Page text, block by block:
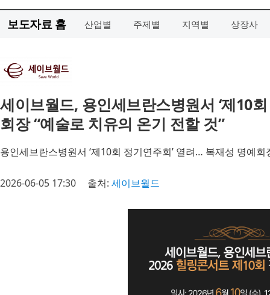
보도자료 홈 산업별 주제별 지역별 상장사
세이브월드, 용인세브란스병원서 ‘제10
회장 “예술로 치유의 온기 전할 것”
용인세브란스병원서 ‘제10회 정기연주회’ 열려… 복재성 명예
2026-06-05 17:30 출처: 세이브월드